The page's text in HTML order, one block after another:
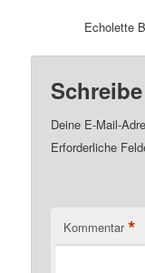
Echolette
Deine E-Mail-
Erforderliche
Kommentar *